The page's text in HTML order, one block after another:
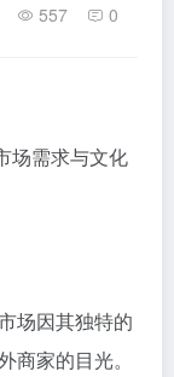
557 0
场需求与文化
场因其独特的
家的目光。